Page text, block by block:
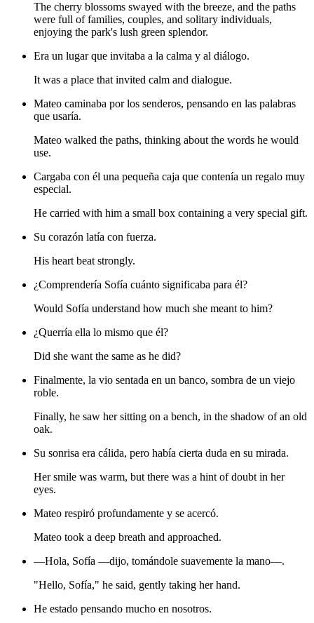
The cherry blossoms swayed with the breeze, and the paths
were full of families, couples, and solitary individuals,
enjoying the park's lush green splendor.
Era un lugar que invitaba a la calma y al diálogo.
It was a place that invited calm and dialogue.
Mateo caminaba por los senderos, pensando en las palabras
que usaría.
Mateo walked the paths, thinking about the words he would
use.
Cargaba con él una pequeña caja que contenía un regalo muy
especial.
He carried with him a small box containing a very special gift.
Su corazón latía con fuerza.
His heart beat strongly.
¿Comprendería Sofía cuánto significaba para él?
Would Sofía understand how much she meant to him?
¿Querría ella lo mismo que él?
Did she want the same as he did?
Finalmente, la vio sentada en un banco, sombra de un viejo
roble.
Finally, he saw her sitting on a bench, in the shadow of an old
oak.
Su sonrisa era cálida, pero había cierta duda en su mirada.
Her smile was warm, but there was a hint of doubt in her
eyes.
Mateo respiró profundamente y se acercó.
Mateo took a deep breath and approached.
—Hola, Sofía —dijo, tomándole suavemente la mano—.
"Hello, Sofía," he said, gently taking her hand.
He estado pensando mucho en nosotros.